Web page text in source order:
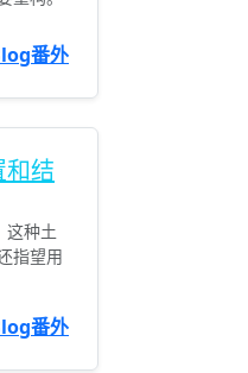
番外
结
这种土
指望用
番外